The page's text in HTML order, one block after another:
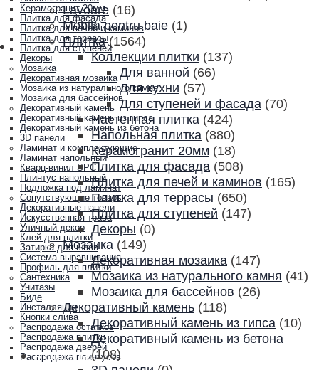
Керамогранит 20мм
Плитка для фасада
Плитка для печей и каминов
Плитка для террасы
Плитка для ступеней
Декоры
Мозаика
Декоративная мозаика
Мозаика из натурального камня
Мозаика для бассейнов
Декоративный камень
Декоративный камень из гипса
Декоративный камень из бетона
3D панели
Ламинат и комплектующие
Ламинат напольный
Кварц-винил SPC
Плинтус напольный
Подложка под ламинат
Сопутствующие товары
Декоративные панели
Искусственная трава
Уличный декор
Клей для плитки
Затирка для швов
Система выравнивания
Профиль для плитки
Сантехника
Унитазы
Биде
Инсталляции
Кнопки слива
Распродажа остатков
Распродажа плитки
Распродажа дверей
Распродажа плинтусов
Акции и скидки
Lavoare (16)
Mobila pentru baie (1)
Плитка (1564)
Коллекции плитки (137)
Для ванной (66)
Для кухни (57)
Для ступеней и фасада (70)
Настенная плитка (424)
Напольная плитка (880)
Керамогранит 20мм (18)
Плитка для фасада (508)
Плитка для печей и каминов (165)
Плитка для террасы (650)
Плитка для ступеней (147)
Декоры (0)
Мозаика (149)
Декоративная мозаика (147)
Мозаика из натурального камня (41)
Мозаика для бассейнов (26)
Декоративный камень (118)
Декоративный камень из гипса (10)
Декоративный камень из бетона
(108)